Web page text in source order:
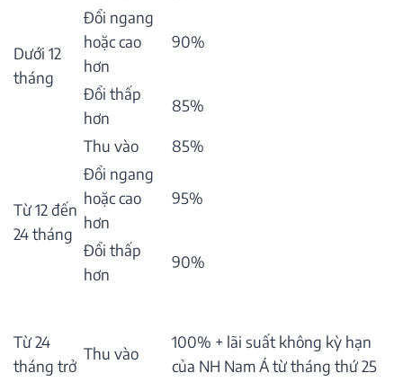
Dưới 12
tháng
Đổi ngang
hoặc cao
hơn
90%
Đổi thấp
hơn
85%
Từ 12 đến
24 tháng
Thu vào
85%
Đổi ngang
hoặc cao
hơn
95%
Đổi thấp
hơn
90%
Từ 24
tháng trở
Thu vào
100% + lãi suất không kỳ hạn
của NH Nam Á từ tháng thứ 25